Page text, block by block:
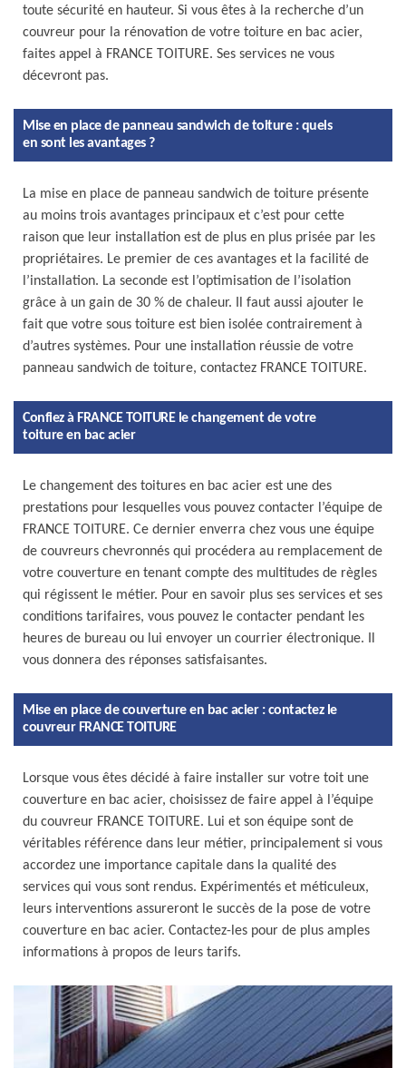
toute sécurité en hauteur. Si vous êtes à la recherche d’un
couvreur pour la rénovation de votre toiture en bac acier,
faites appel à FRANCE TOITURE. Ses services ne vous
décevront pas.
Mise en place de panneau sandwich de toiture : quels
en sont les avantages ?
La mise en place de panneau sandwich de toiture présente
au moins trois avantages principaux et c’est pour cette
raison que leur installation est de plus en plus prisée par les
propriétaires. Le premier de ces avantages et la facilité de
l’installation. La seconde est l’optimisation de l’isolation
grâce à un gain de 30 % de chaleur. Il faut aussi ajouter le
fait que votre sous toiture est bien isolée contrairement à
d’autres systèmes. Pour une installation réussie de votre
panneau sandwich de toiture, contactez FRANCE TOITURE.
Confiez à FRANCE TOITURE le changement de votre
toiture en bac acier
Le changement des toitures en bac acier est une des
prestations pour lesquelles vous pouvez contacter l’équipe de
FRANCE TOITURE. Ce dernier enverra chez vous une équipe
de couvreurs chevronnés qui procédera au remplacement de
votre couverture en tenant compte des multitudes de règles
qui régissent le métier. Pour en savoir plus ses services et ses
conditions tarifaires, vous pouvez le contacter pendant les
heures de bureau ou lui envoyer un courrier électronique. Il
vous donnera des réponses satisfaisantes.
Mise en place de couverture en bac acier : contactez le
couvreur FRANCE TOITURE
Lorsque vous êtes décidé à faire installer sur votre toit une
couverture en bac acier, choisissez de faire appel à l’équipe
du couvreur FRANCE TOITURE. Lui et son équipe sont de
véritables référence dans leur métier, principalement si vous
accordez une importance capitale dans la qualité des
services qui vous sont rendus. Expérimentés et méticuleux,
leurs interventions assureront le succès de la pose de votre
couverture en bac acier. Contactez-les pour de plus amples
informations à propos de leurs tarifs.